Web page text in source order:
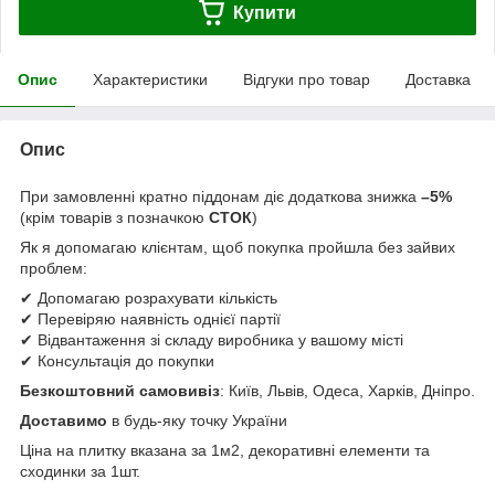
Купити
Опис Характеристики Відгуки про товар Доставка
Опис
При замовленні кратно піддонам діє додаткова знижка –5%
(крім товарів з позначкою СТОК)
Як я допомагаю клієнтам, щоб покупка пройшла без зайвих
проблем:
✔ Допомагаю розрахувати кількість
✔ Перевіряю наявність однієї партії
✔ Відвантаження зі складу виробника у вашому місті
✔ Консультація до покупки
Безкоштовний самовивіз: Київ, Львів, Одеса, Харків, Дніпро.
Доставимо в будь-яку точку України
Ціна на плитку вказана за 1м2, декоративні елементи та
сходинки за 1шт.